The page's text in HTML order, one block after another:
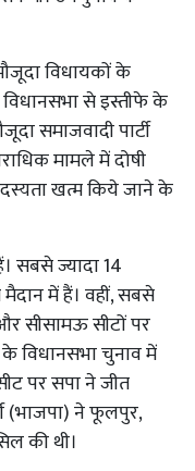
विधायकों के
से इस्तीफे के
समाजवादी पार्टी
मामले में दोषी
खत्म किये जाने के
सबसे ज्यादा 14
मैदान में हैं। वहीं, सबसे
सीसामऊ सीटों पर
विधानसभा चुनाव में
पर सपा ने जीत
(भाजपा) ने फूलपुर,
की थी।